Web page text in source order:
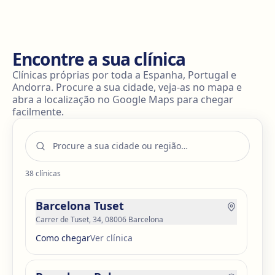
Encontre a sua clínica
Clínicas próprias por toda a Espanha, Portugal e
Andorra. Procure a sua cidade, veja-as no mapa e
abra a localização no Google Maps para chegar
facilmente.
38clínicas
Barcelona Tuset
Carrer de Tuset, 34, 08006 Barcelona
Como chegarVer clínica